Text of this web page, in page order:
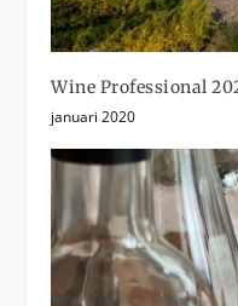
Wine Professional
januari 2020